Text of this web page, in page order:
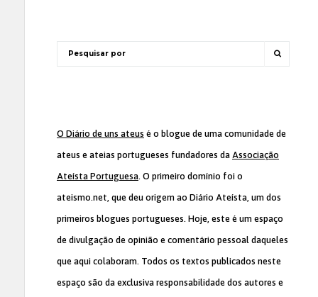
O Diário de uns ateus é o blogue de uma comunidade de
ateus e ateias portugueses fundadores da Associação
Ateísta Portuguesa. O primeiro domínio foi o
ateismo.net, que deu origem ao Diário Ateísta, um dos
primeiros blogues portugueses. Hoje, este é um espaço
de divulgação de opinião e comentário pessoal daqueles
que aqui colaboram. Todos os textos publicados neste
espaço são da exclusiva responsabilidade dos autores e